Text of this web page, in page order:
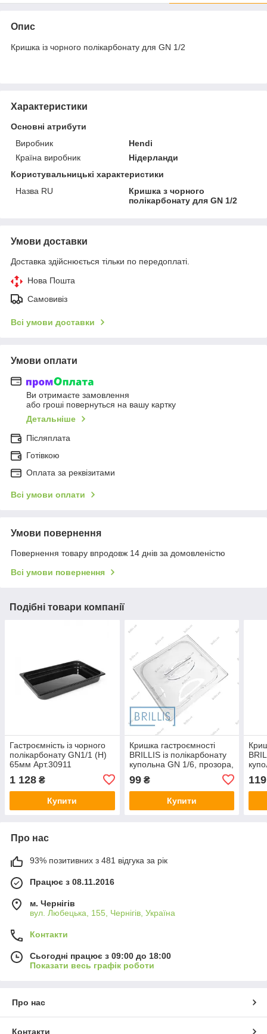
Опис
Кришка із чорного полікарбонату для GN 1/2
Характеристики
Основні атрибути
Виробник
Hendi
Країна виробник
Нідерланди
Користувальницькі характеристики
Назва RU
Кришка з чорного
полікарбонату для GN 1/2
Умови доставки
Доставка здійснюється тільки по передоплаті.
Нова Пошта
Самовивіз
Всі умови доставки
Умови оплати
Ви отримаєте замовлення
або гроші повернуться на вашу картку
Детальніше
Післяплата
Готівкою
Оплата за реквізитами
Всі умови оплати
Умови повернення
Повернення товару впродовж 14 днів за домовленістю
Всі умови повернення
Подібні товари компанії
Гастроємність із чорного
полікарбонату GN1/1 (Н)
65мм Арт.30911
1 128 ₴
Купити
Кришка гастроємності
BRILLIS із полікарбонату
купольна GN 1/6, прозора,
99₴
Купити
119
Про нас
93% позитивних з 481 відгука за рік
Працює з 08.11.2016
м. Чернігів
вул. Любецька, 155, Чернігів, Україна
Контакти
Сьогодні працює з 09:00 до 18:00
Показати весь графік роботи
Про нас
Контакти